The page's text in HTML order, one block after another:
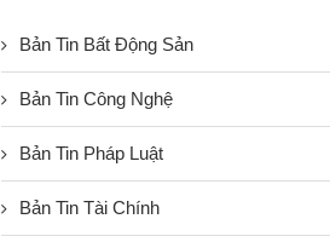
Bản Tin Bất Động Sản
Bản Tin Công Nghệ
Bản Tin Pháp Luật
Bản Tin Tài Chính